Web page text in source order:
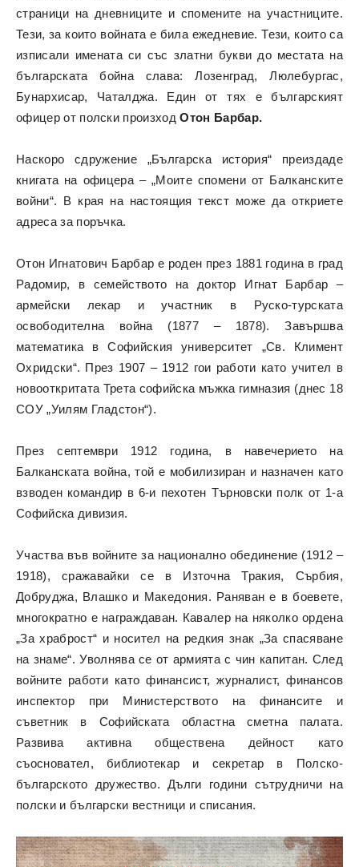
страници на дневниците и спомените на участниците.
Тези, за които войната е била ежедневие. Тези, които са
изписали имената си със златни букви до местата на
българската бойна слава: Лозенград, Люлебургас,
Бунархисар, Чаталджа. Един от тях е българският
офицер от полски произходОтон Барбар.
Наскоро сдружение „Българска история“ преиздаде
книгата на офицера – „Моите спомени от Балканските
войни“. В края на настоящия текст може да откриете
адреса за поръчка.
Отон Игнатович Барбар е роден през 1881 година в град
Радомир, в семейството на доктор Игнат Барбар –
армейски лекар и участник в Руско-турската
освободителна война (1877 – 1878). Завършва
математика в Софийския университет „Св. Климент
Охридски“. През 1907 – 1912 гои работи като учител в
новооткритата Трета софийска мъжка гимназия (днес 18
СОУ „Уилям Гладстон“).
През септември 1912 година, в навечерието на
Балканската война, той е мобилизиран и назначен като
взводен командир в 6-и пехотен Търновски полк от 1-а
Софийска дивизия.
Участва във войните за национално обединение (1912 –
1918), сражавайки се в Източна Тракия, Сърбия,
Добруджа, Влашко и Македония. Раняван е в боевете,
многократно е награждаван. Кавалер на няколко ордена
„За храброст“ и носител на редкия знак „За спасяване
на знаме“. Уволнява се от армията с чин капитан. След
войните работи като финансист, журналист, финансов
инспектор при Министерството на финансите и
съветник в Софийската областна сметна палата.
Развива активна обществена дейност като
съосновател, библиотекар и секретар в Полско-
българското дружество. Дълги години сътрудничи на
полски и български вестници и списания.